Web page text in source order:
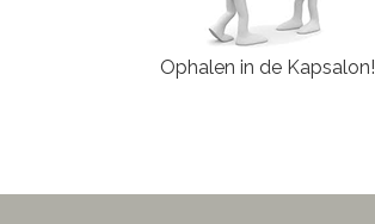
Ophalen in de Kapsalon!